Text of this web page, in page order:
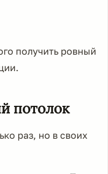
получить ровный
потолок
раз, но в своих